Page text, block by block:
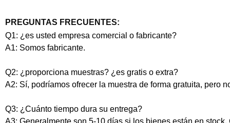
PREGUNTAS FRECUENTES:
Q1: ¿es usted empresa comercial o fabricante?
A1: Somos fabricante.
Q2: ¿proporciona muestras? ¿es gratis o extra?
A2: Sí, podríamos ofrecer la muestra de forma gratuita, pero
Q3: ¿Cuánto tiempo dura su entrega?
A3: Generalmente son 5-10 días si los bienes están en